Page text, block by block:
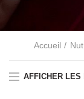
Accueil
AFFICHER LES